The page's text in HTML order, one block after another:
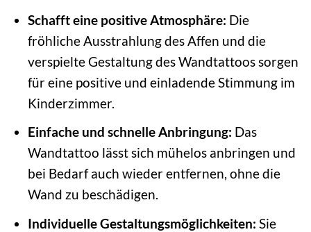
Schafft eine positive Atmosphäre: Die
fröhliche Ausstrahlung des Affen und die
verspielte Gestaltung des Wandtattoos sorgen
für eine positive und einladende Stimmung im
Kinderzimmer.
Einfache und schnelle Anbringung: Das
Wandtattoo lässt sich mühelos anbringen und
bei Bedarf auch wieder entfernen, ohne die
Wand zu beschädigen.
Individuelle Gestaltungsmöglichkeiten: Sie